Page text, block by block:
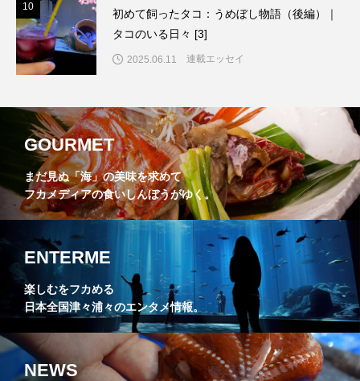
10
初めて飼ったタコ：うめぼし物語（後編）｜
タコのいる日々 [3]
2025.06.11 連載エッセイ
GOURMET
まだ見ぬ「海」の美味を求めて
フカメディアの食いしんぼうがゆく。
ENTERME
楽しむをフカめる
日本全国津々浦々のエンタメ情報。
NEWS